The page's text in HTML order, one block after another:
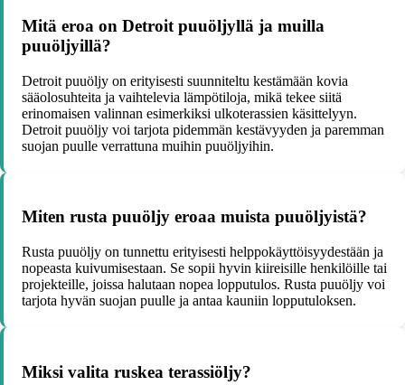
Mitä eroa on Detroit puuöljyllä ja muilla
puuöljyillä?
Detroit puuöljy on erityisesti suunniteltu kestämään kovia
sääolosuhteita ja vaihtelevia lämpötiloja, mikä tekee siitä
erinomaisen valinnan esimerkiksi ulkoterassien käsittelyyn.
Detroit puuöljy voi tarjota pidemmän kestävyyden ja paremman
suojan puulle verrattuna muihin puuöljyihin.
Miten rusta puuöljy eroaa muista puuöljyistä?
Rusta puuöljy on tunnettu erityisesti helppokäyttöisyydestään ja
nopeasta kuivumisestaan. Se sopii hyvin kiireisille henkilöille tai
projekteille, joissa halutaan nopea lopputulos. Rusta puuöljy voi
tarjota hyvän suojan puulle ja antaa kauniin lopputuloksen.
Miksi valita ruskea terassiöljy?